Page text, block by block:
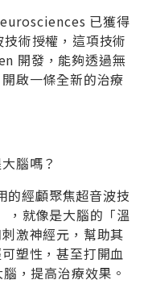
已獲得
術授權，這項技術
開發，能夠透過無
啟一條全新的治療
腦嗎？
經顱聚焦超音波技
就像是大腦的「溫
激神經元，幫助其
塑性，甚至打開血
，提高治療效果。